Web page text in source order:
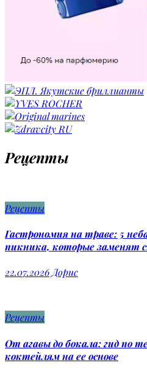
Рецепты
Рецепты
Гастрономия на траве: 5
пикника, которые заменят
22.07.2026Дорис
Рецепты
От агавы до бокала: гид по
коктейлям на ее основе